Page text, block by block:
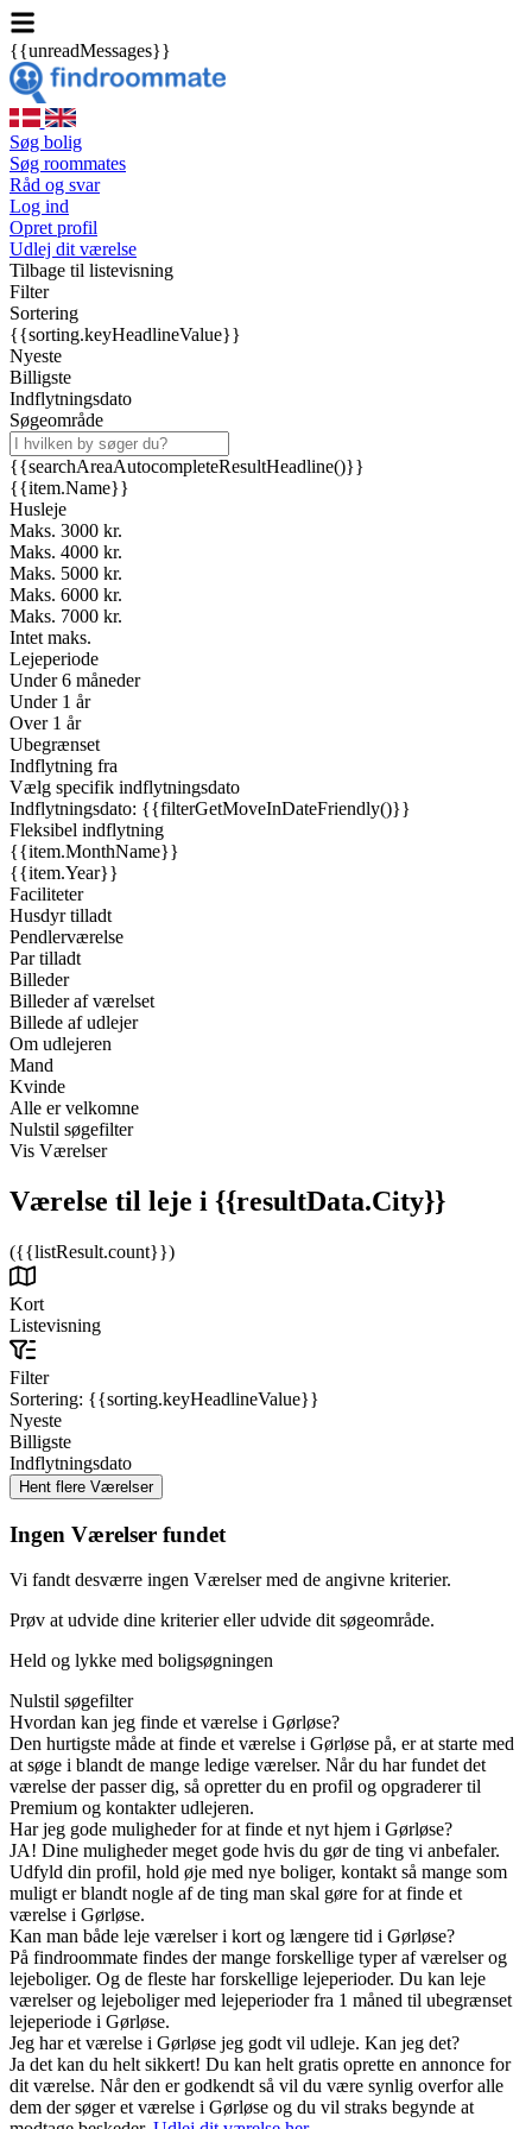
{{unreadMessages}}
Søg bolig
Søg roommates
Råd og svar
Log ind
Opret profil
Udlej dit værelse
Tilbage til listevisning
Filter
Sortering
{{sorting.keyHeadlineValue}}
Nyeste
Billigste
Indflytningsdato
Søgeområde
{{searchAreaAutocompleteResultHeadline()}}
{{item.Name}}
Husleje
Maks. 3000 kr.
Maks. 4000 kr.
Maks. 5000 kr.
Maks. 6000 kr.
Maks. 7000 kr.
Intet maks.
Lejeperiode
Under 6 måneder
Under 1 år
Over 1 år
Ubegrænset
Indflytning fra
Vælg specifik indflytningsdato
Indflytningsdato: {{filterGetMoveInDateFriendly()}}
Fleksibel indflytning
{{item.MonthName}}
{{item.Year}}
Faciliteter
Husdyr tilladt
Pendlerværelse
Par tilladt
Billeder
Billeder af værelset
Billede af udlejer
Om udlejeren
Mand
Kvinde
Alle er velkomne
Nulstil søgefilter
Vis Værelser
Værelse til leje i {{resultData.City}}
({{listResult.count}})
Kort
Listevisning
Filter
Sortering: {{sorting.keyHeadlineValue}}
Nyeste
Billigste
Indflytningsdato
Ingen Værelser fundet
Vi fandt desværre ingen Værelser med de angivne kriterier.
Prøv at udvide dine kriterier eller udvide dit søgeområde.
Held og lykke med boligsøgningen
Nulstil søgefilter
Hvordan kan jeg finde et værelse i Gørløse?
Den hurtigste måde at finde et værelse i Gørløse på, er at starte med
at søge i blandt de mange ledige værelser. Når du har fundet det
værelse der passer dig, så opretter du en profil og opgraderer til
Premium og kontakter udlejeren.
Har jeg gode muligheder for at finde et nyt hjem i Gørløse?
JA! Dine muligheder meget gode hvis du gør de ting vi anbefaler.
Udfyld din profil, hold øje med nye boliger, kontakt så mange som
muligt er blandt nogle af de ting man skal gøre for at finde et
værelse i Gørløse.
Kan man både leje værelser i kort og længere tid i Gørløse?
På findroommate findes der mange forskellige typer af værelser og
lejeboliger. Og de fleste har forskellige lejeperioder. Du kan leje
værelser og lejeboliger med lejeperioder fra 1 måned til ubegrænset
lejeperiode i Gørløse.
Jeg har et værelse i Gørløse jeg godt vil udleje. Kan jeg det?
Ja det kan du helt sikkert! Du kan helt gratis oprette en annonce for
dit værelse. Når den er godkendt så vil du være synlig overfor alle
dem der søger et værelse i Gørløse og du vil straks begynde at